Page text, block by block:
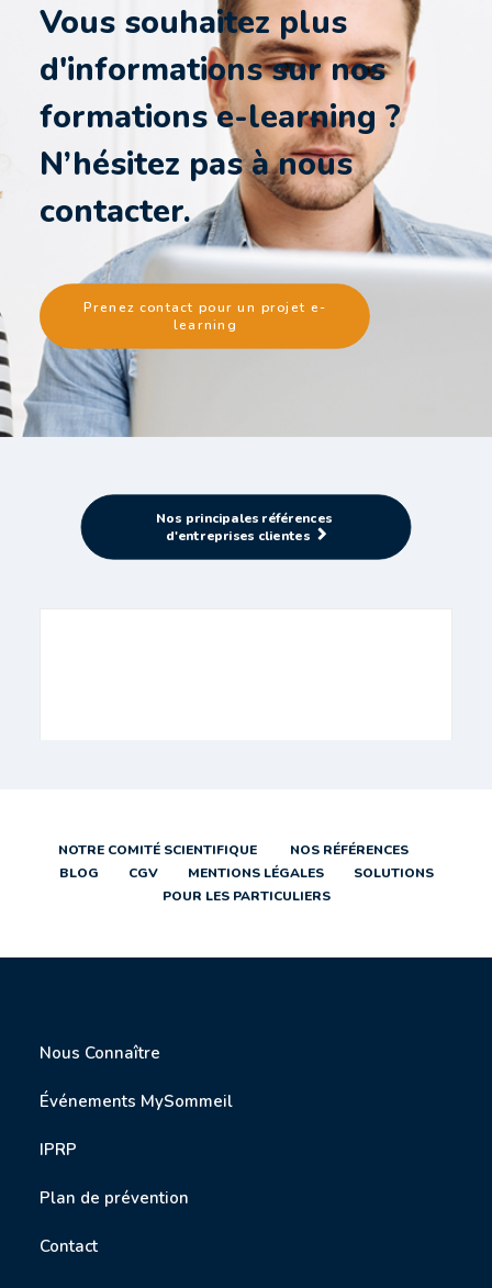
Vous souhaitez plus
d'informations sur nos
formations e-learning ?
N’hésitez pas à nous
contacter.
Prenez contact pour un projet e-
learning
Nos principales références
d'entreprises clientes
NOTRE COMITÉ SCIENTIFIQUE
NOS RÉFÉRENCES
BLOG
CGV MENTIONS LÉGALES
SOLUTIONS
POUR LES PARTICULIERS
Nous Connaître
Événements MySommeil
IPRP
Plan de prévention
Contact